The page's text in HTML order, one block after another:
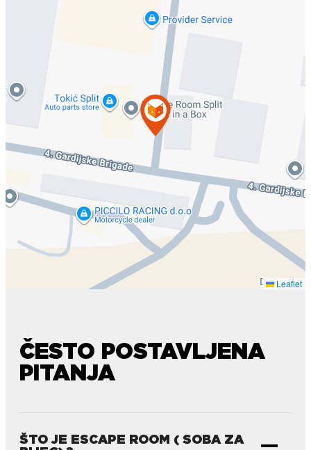
Leaflet
ČESTO POSTAVLJENA
PITANJA
ŠTO JE ESCAPE ROOM ( SOBA ZA